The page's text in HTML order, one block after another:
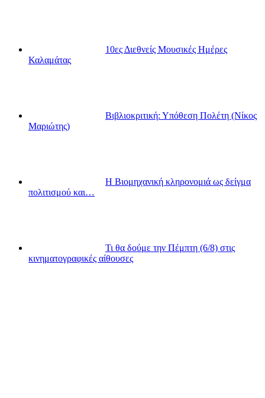
10ες Διεθνείς Μουσικές Ημέρες
Καλαμάτας
Βιβλιοκριτική: Υπόθεση Πολέτη (Νίκος
Μαριώτης)
Η Βιομηχανική κληρονομιά ως δείγμα
πολιτισμού και…
Τι θα δούμε την Πέμπτη (6/8) στις
κινηματογραφικές αίθουσες